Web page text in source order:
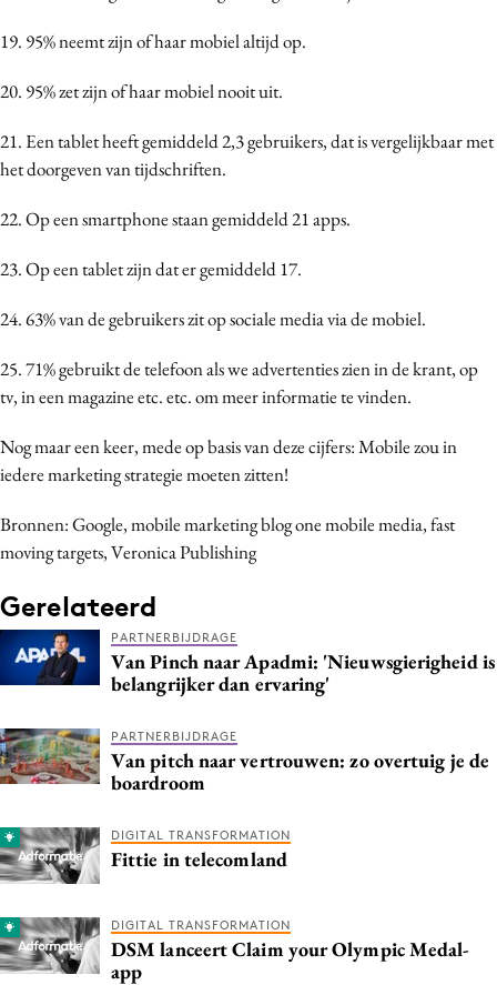
19. 95% neemt zijn of haar mobiel altijd op.
20. 95% zet zijn of haar mobiel nooit uit.
21. Een tablet heeft gemiddeld 2,3 gebruikers, dat is vergelijkbaar met
het doorgeven van tijdschriften.
22. Op een smartphone staan gemiddeld 21 apps.
23. Op een tablet zijn dat er gemiddeld 17.
24. 63% van de gebruikers zit op sociale media via de mobiel.
25. 71% gebruikt de telefoon als we advertenties zien in de krant, op
tv, in een magazine etc. etc. om meer informatie te vinden.
Nog maar een keer, mede op basis van deze cijfers: Mobile zou in
iedere marketing strategie moeten zitten!
Bronnen: Google, mobile marketing blog one mobile media, fast
moving targets, Veronica Publishing
Gerelateerd
PARTNERBIJDRAGE
Van Pinch naar Apadmi: 'Nieuwsgierigheid is
belangrijker dan ervaring'
PARTNERBIJDRAGE
Van pitch naar vertrouwen: zo overtuig je de
boardroom
DIGITAL TRANSFORMATION
Fittie in telecomland
DIGITAL TRANSFORMATION
DSM lanceert Claim your Olympic Medal-
app